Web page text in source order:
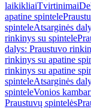
laikikliaiTvirtinimai
apatine spintele
spinteleAtsarginės
rinkinys su spintele
dalys: Praustuvo
rinkinys su apatine
rinkinys su apatine
spinteleAtsarginės
spinteleVonios
Praustuvų spintelės